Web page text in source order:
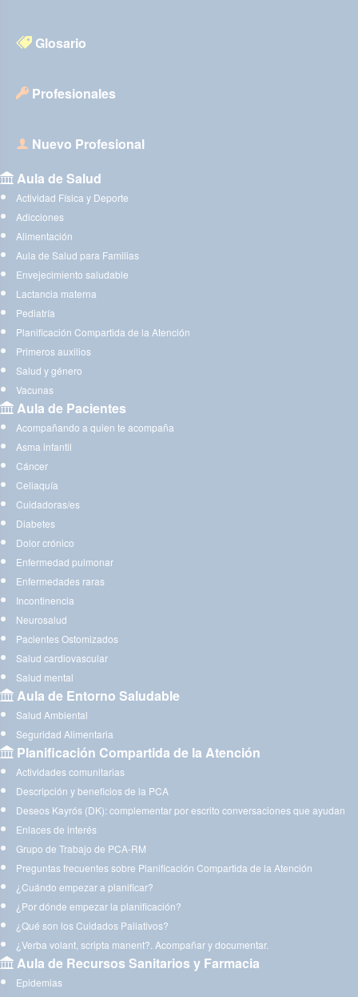
Glosario
Profesionales
Nuevo Profesional
Aula de Salud
Actividad Física y Deporte
Adicciones
Alimentación
Aula de Salud para Familias
Envejecimiento saludable
Lactancia materna
Pediatría
Planificación Compartida de la Atención
Primeros auxilios
Salud y género
Vacunas
Aula de Pacientes
Acompañando a quien te acompaña
Asma infantil
Cáncer
Celiaquía
Cuidadoras/es
Diabetes
Dolor crónico
Enfermedad pulmonar
Enfermedades raras
Incontinencia
Neurosalud
Pacientes Ostomizados
Salud cardiovascular
Salud mental
Aula de Entorno Saludable
Salud Ambiental
Seguridad Alimentaria
Planificación Compartida de la Atención
Actividades comunitarias
Descripción y beneficios de la PCA
Deseos Kayrós (DK): complementar por escrito conversaciones que ayudan
Enlaces de interés
Grupo de Trabajo de PCA-RM
Preguntas frecuentes sobre Planificación Compartida de la Atención
¿Cuándo empezar a planificar?
¿Por dónde empezar la planificación?
¿Qué son los Cuidados Paliativos?
¿Verba volant, scripta manent?. Acompañar y documentar.
Aula de Recursos Sanitarios y Farmacia
Epidemias